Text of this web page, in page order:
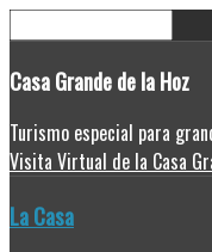
CasaGrande de la Hoz
Turismo especial para
Visita Virtual de la Casa
La Casa